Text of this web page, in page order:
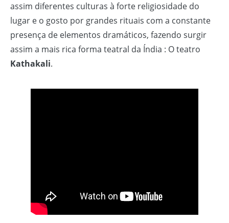
assim diferentes culturas à forte religiosidade do
lugar e o gosto por grandes rituais com a constante
presença de elementos dramáticos, fazendo surgir
assim a mais rica forma teatral da Índia : O teatro
Kathakali.